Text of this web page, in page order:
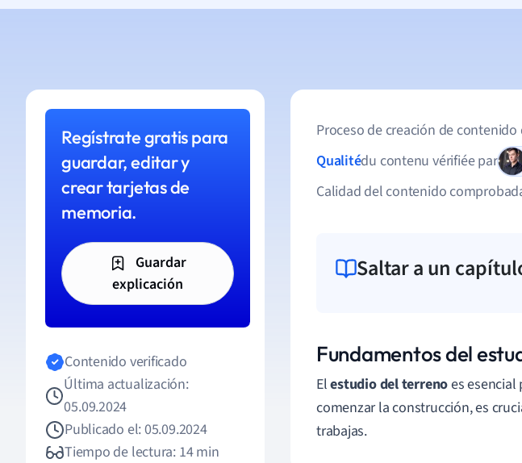
Regístrate gratis para
guardar, editar y
crear tarjetas de
memoria.
Guardar
explicación
Contenido verificado
Última actualización:
05.09.2024
Publicado el: 05.09.2024
Tiempo de lectura: 14 min
Proceso de creación de
Qualitédu contenu vérifiée par
Calidad del contenido
Saltar a un
Fundamentos del
Elestudio del terrenoes
comenzar la construcción, es
trabajas.